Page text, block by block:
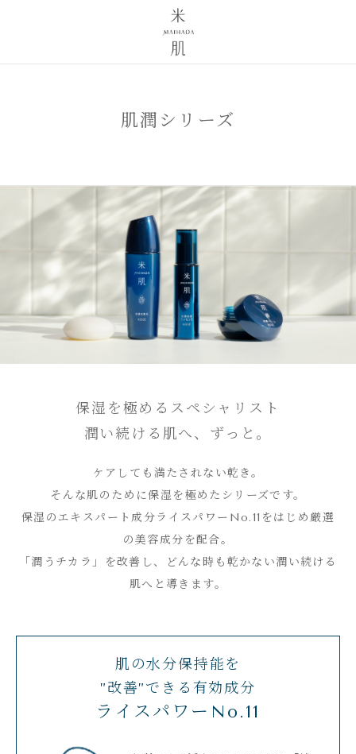
肌潤シリーズ
保湿を極めるスペシャリスト
潤い続ける肌へ、ずっと。
ケアしても満たされない乾き。
そんな肌のために保湿を極めたシリーズです。
保湿のエキスパート成分ライスパワーNo.11をはじめ厳選
の美容成分を配合。
「潤うチカラ」を改善し、どんな時も乾かない潤い続ける
肌へと導きます。
肌の水分保持能を
”改善”できる有効成分
ライスパワーNo.11